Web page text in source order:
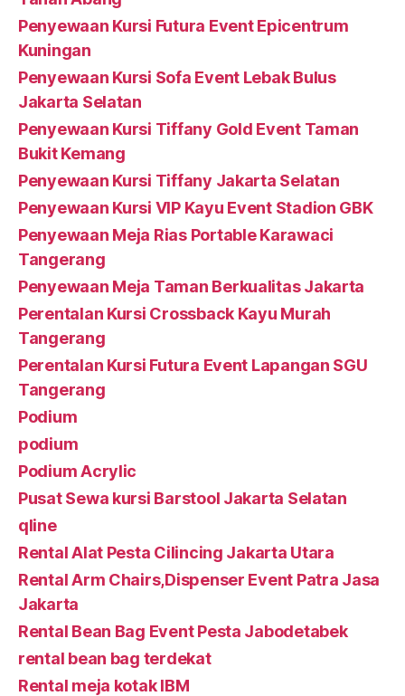
Penyewaan Kursi Futura Event Epicentrum
Kuningan
Penyewaan Kursi Sofa Event Lebak Bulus
Jakarta Selatan
Penyewaan Kursi Tiffany Gold Event Taman
Bukit Kemang
Penyewaan Kursi Tiffany Jakarta Selatan
Penyewaan Kursi VIP Kayu Event Stadion GBK
Penyewaan Meja Rias Portable Karawaci
Tangerang
Penyewaan Meja Taman Berkualitas Jakarta
Perentalan Kursi Crossback Kayu Murah
Tangerang
Perentalan Kursi Futura Event Lapangan SGU
Tangerang
Podium
podium
Podium Acrylic
Pusat Sewa kursi Barstool Jakarta Selatan
qline
Rental Alat Pesta Cilincing Jakarta Utara
Rental Arm Chairs,Dispenser Event Patra Jasa
Jakarta
Rental Bean Bag Event Pesta Jabodetabek
rental bean bag terdekat
Rental meja kotak IBM